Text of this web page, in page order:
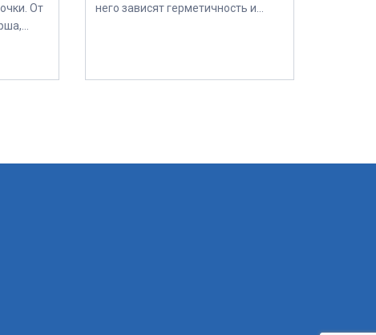
От
него зависят герметичность и…